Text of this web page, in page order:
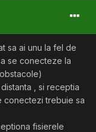
sa ai unu la fel de
se conecteze la
, si receptia
conectezi trebuie sa
fisierele